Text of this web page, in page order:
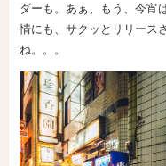
ダーも。あぁ、もう、今
情にも、サクッとリリース
ね。。。